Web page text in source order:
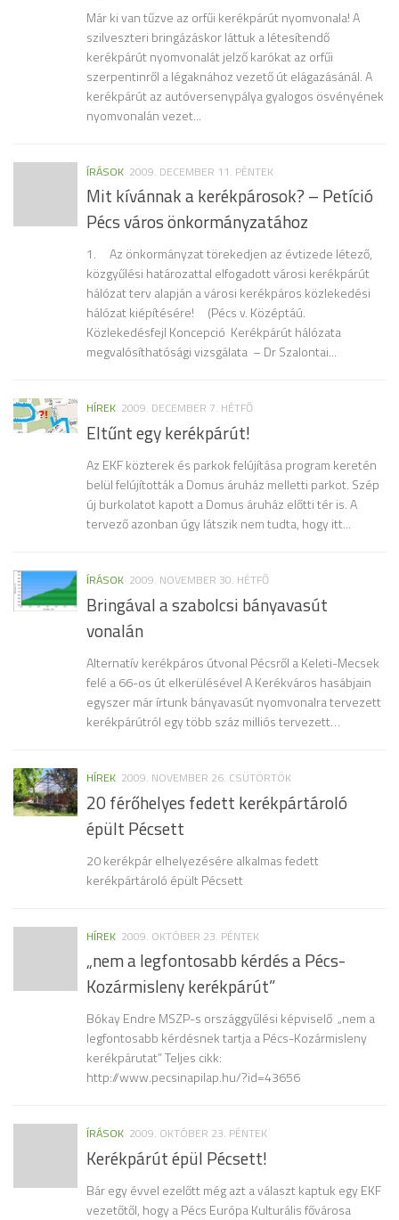
Már ki van tűzve az orfűi kerékpárút nyomvonala! A
szilveszteri bringázáskor láttuk a létesítendő
kerékpárút nyomvonalát jelző karókat az orfűi
szerpentinről a légaknához vezető út elágazásánál. A
kerékpárút az autóversenypálya gyalogos ösvényének
nyomvonalán vezet...
ÍRÁSOK 2009. DECEMBER 11. PÉNTEK
Mit kívánnak a kerékpárosok? – Petíció
Pécs város önkormányzatához
1. Az önkormányzat törekedjen az évtizede létező,
közgyűlési határozattal elfogadott városi kerékpárút
hálózat terv alapján a városi kerékpáros közlekedési
hálózat kiépítésére! (Pécs v. Középtáú.
Közlekedésfejl Koncepció Kerékpárút hálózata
megvalósíthatósági vizsgálata – Dr Szalontai...
HÍREK 2009. DECEMBER 7. HÉTFŐ
Eltűnt egy kerékpárút!
Az EKF közterek és parkok felújítása program keretén
belül felújították a Domus áruház melletti parkot. Szép
új burkolatot kapott a Domus áruház előtti tér is. A
tervező azonban úgy látszik nem tudta, hogy itt...
ÍRÁSOK 2009. NOVEMBER 30. HÉTFŐ
Bringával a szabolcsi bányavasút
vonalán
Alternatív kerékpáros útvonal Pécsről a Keleti-Mecsek
felé a 66-os út elkerülésével A Kerékváros hasábjain
egyszer már írtunk bányavasút nyomvonalra tervezett
kerékpárútról egy több száz milliós tervezett…
HÍREK 2009. NOVEMBER 26. CSÜTÖRTÖK
20 férőhelyes fedett kerékpártároló
épült Pécsett
20 kerékpár elhelyezésére alkalmas fedett
kerékpártároló épült Pécsett
HÍREK 2009. OKTÓBER 23. PÉNTEK
„nem a legfontosabb kérdés a Pécs-
Kozármisleny kerékpárút”
Bókay Endre MSZP-s országgyűlési képviselő „nem a
legfontosabb kérdésnek tartja a Pécs-Kozármisleny
kerékpárutat” Teljes cikk:
http://www.pecsinapilap.hu/?id=43656
ÍRÁSOK 2009. OKTÓBER 23. PÉNTEK
Kerékpárút épül Pécsett!
Bár egy évvel ezelőtt még azt a választ kaptuk egy EKF
vezetőtől, hogy a Pécs Európa Kulturális fővárosa